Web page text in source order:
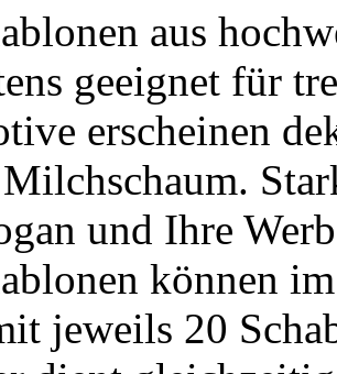
aus
geeignet für
erscheinen
und Ihre
können
jeweils 20